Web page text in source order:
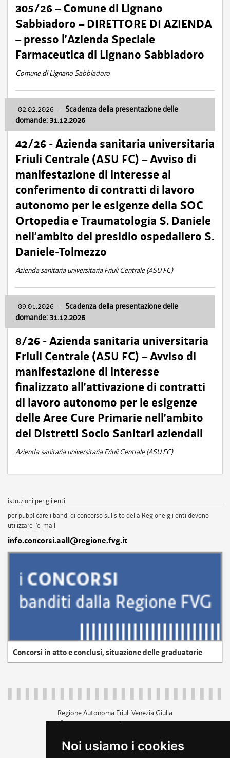
Noi usiamo i cookies
305/26 – Comune di Lignano
Sabbiadoro – DIRETTORE DI AZIENDA
– presso l’Azienda Speciale
Farmaceutica di Lignano Sabbiadoro
Comune di Lignano Sabbiadoro
02.02.2026 - Scadenza della presentazione delle
domande: 31.12.2026
42/26 - Azienda sanitaria universitaria
Friuli Centrale (ASU FC) – Avviso di
manifestazione di interesse al
conferimento di contratti di lavoro
autonomo per le esigenze della SOC
Ortopedia e Traumatologia S. Daniele
nell’ambito del presidio ospedaliero S.
Daniele-Tolmezzo
Azienda sanitaria universitaria Friuli Centrale (ASU FC)
09.01.2026 - Scadenza della presentazione delle
domande: 31.12.2026
8/26 - Azienda sanitaria universitaria
Friuli Centrale (ASU FC) – Avviso di
manifestazione di interesse
finalizzato all’attivazione di contratti
di lavoro autonomo per le esigenze
delle Aree Cure Primarie nell’ambito
dei Distretti Socio Sanitari aziendali
Azienda sanitaria universitaria Friuli Centrale (ASU FC)
istruzioni per gli enti
per pubblicare i bandi di concorso sul sito della Regione gli enti devono
utilizzare l'e-mail
info.concorsi.aall@regione.fvg.it
Concorsi in atto e conclusi, situazione delle graduatorie
Regione Autonoma Friuli Venezia Giulia
c.f. 80014930327; p.iva 00526040324
+39 040 3771111